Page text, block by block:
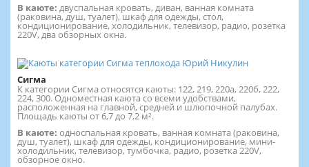
В каюте: двуспальная кровать, диван, ванная комната
(раковина, душ, туалет), шкаф для одежды, стол,
кондиционирование, холодильник, телевизор, радио, розетка
220V, два обзорных окна.
Сигма
К категории Сигма относятся каюты: 122, 219, 220а, 220б, 222,
224, 300. Одноместная каюта со всеми удобствами,
расположенная на главной, средней и шлюпочной палубах.
Площадь каюты от 6,7 до 7,2 м².
В каюте: односпальная кровать, ванная комната (раковина,
душ, туалет), шкаф для одежды, кондиционирование, мини-
холодильник, телевизор, тумбочка, радио, розетка 220V,
обзорное окно.